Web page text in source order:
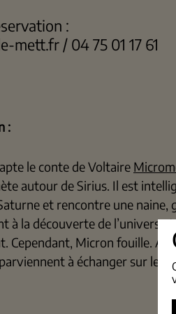
:
mett.fr / 04 75 01 17 61
:
le conte de Voltaire
autour de Sirius. Il est
et rencontre une naine,
à la découverte de l’univers
Cependant, Micron fouille. A
à échanger sur